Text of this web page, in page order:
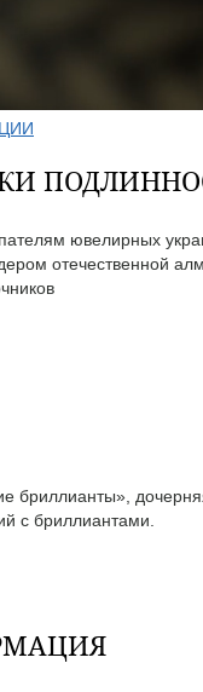
ювелирных
отечественной
бриллианты»,
с бриллиантами.